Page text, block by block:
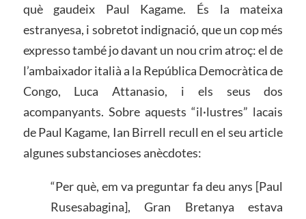
què gaudeix Paul Kagame. És la mateixa
estranyesa, i sobretot indignació, que un cop més
expresso també jo davant un nou crim atroç: el de
l’ambaixador italià a la República Democràtica de
Congo, Luca Attanasio, i els seus dos
acompanyants. Sobre aquests “il·lustres” lacais
de Paul Kagame, Ian Birrell recull en el seu article
algunes substancioses anècdotes:
“Per què, em va preguntar fa deu anys [Paul
Rusesabagina], Gran Bretanya estava